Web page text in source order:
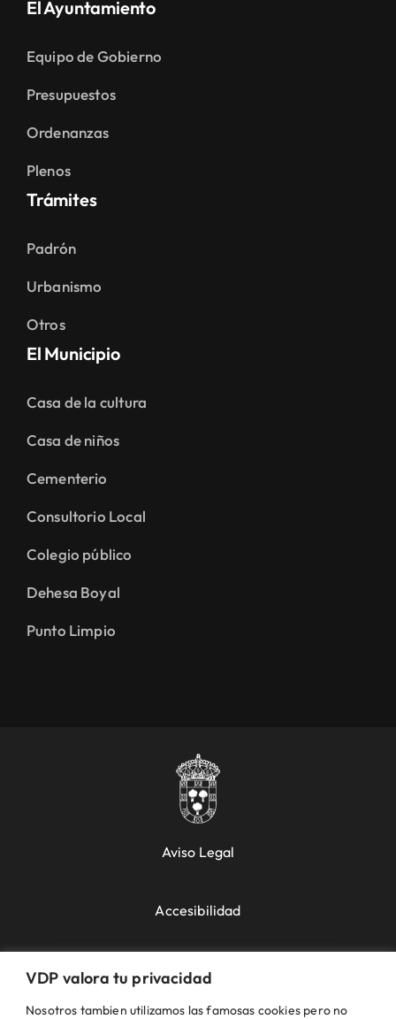
VDP valora tu privacidad
Nosotros tambien utilizamos las famosas cookies pero no
El Ayuntamiento
Equipo de Gobierno
Presupuestos
Ordenanzas
Plenos
Trámites
Padrón
Urbanismo
Otros
El Municipio
Casa de la cultura
Casa de niños
Cementerio
Consultorio Local
Colegio público
Dehesa Boyal
Punto Limpio
Aviso Legal
Accesibilidad
Política de Cookies